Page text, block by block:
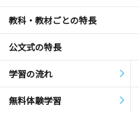
教科・教材ごとの特長
公文式の特長
学習の流れ
無料体験学習